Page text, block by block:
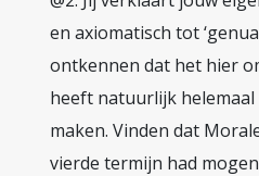
en axiomatisch tot
ontkennen dat het hier
heeft natuurlijk
maken. Vinden dat
vierde termijn had